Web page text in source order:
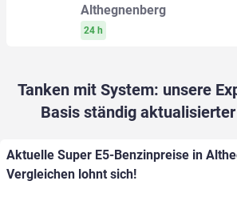
Althegnenberg
24 h
Tanken mit System: unsere
Basis ständig
Aktuelle Super E5-Benzinpreise in
Vergleichen lohnt sich!